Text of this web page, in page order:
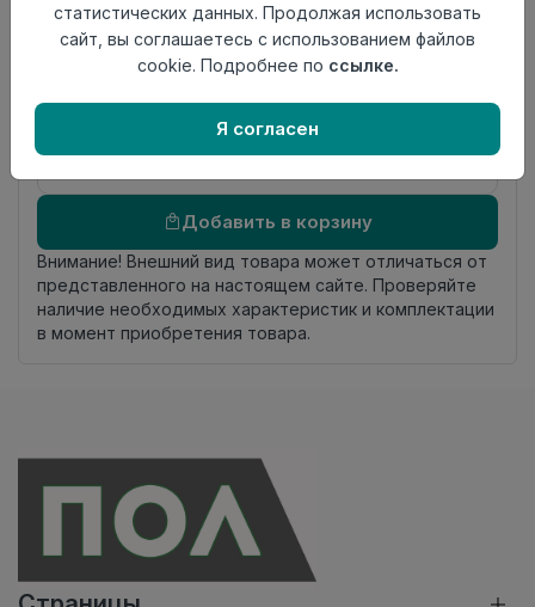
АктуальностьАктуален
Страна
происхождения
Россия
4.95 пог. м
Добавить в корзину
Внимание! Внешний вид товара может отличаться от
представленного на настоящем сайте. Проверяйте
наличие необходимых характеристик и комплектации
в момент приобретения товара.
статистических данных. Продолжая использовать
сайт, вы соглашаетесь с использованием файлов
cookie. Подробнее по ссылке.
Я согласен